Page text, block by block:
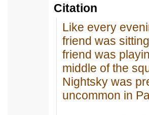
Citation
Like every
friend was
friend was
middle of the
Nightsky was
uncommon in